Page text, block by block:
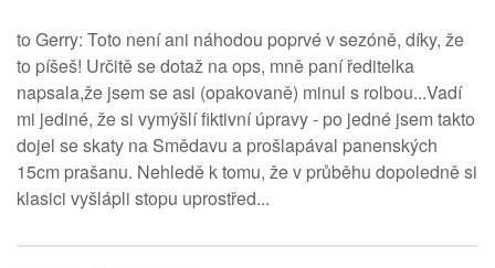
to Gerry: Toto není ani náhodou poprvé v sezóně, díky, že
to píšeš! Určitě se dotaž na ops, mně paní ředitelka
napsala,že jsem se asi (opakovaně) minul s rolbou...Vadí
mi jediné, že si vymýšlí fiktivní úpravy - po jedné jsem takto
dojel se skaty na Smědavu a prošlapával panenských
15cm prašanu. Nehledě k tomu, že v průběhu dopoledně si
klasici vyšlápli stopu uprostřed...